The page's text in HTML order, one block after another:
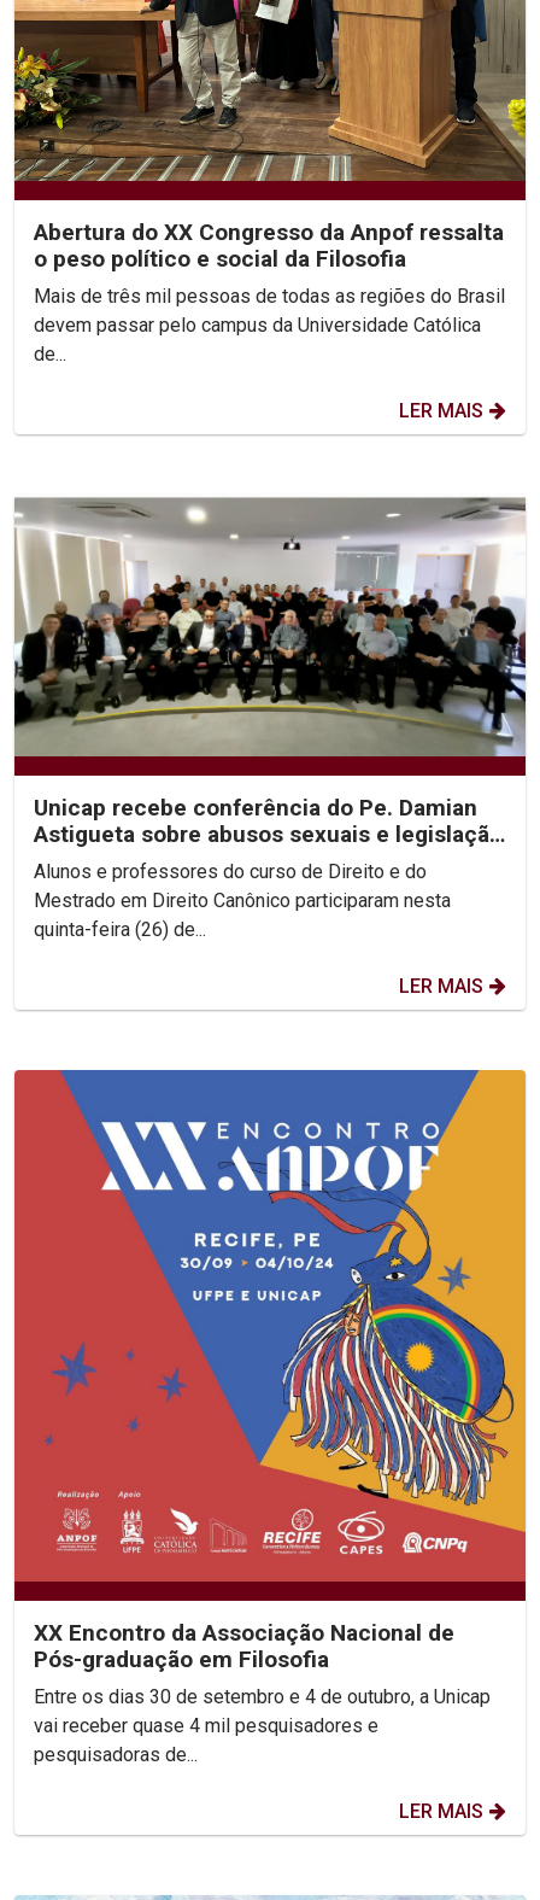
Abertura do XX Congresso da Anpof ressalta
o peso político e social da Filosofia
Mais de três mil pessoas de todas as regiões do Brasil
devem passar pelo campus da Universidade Católica
de...
LER MAIS
Unicap recebe conferência do Pe. Damian
Astigueta sobre abusos sexuais e legislação
canônica
Alunos e professores do curso de Direito e do
Mestrado em Direito Canônico participaram nesta
quinta-feira (26) de...
LER MAIS
XX Encontro da Associação Nacional de
Pós-graduação em Filosofia
Entre os dias 30 de setembro e 4 de outubro, a Unicap
vai receber quase 4 mil pesquisadores e
pesquisadoras de...
LER MAIS